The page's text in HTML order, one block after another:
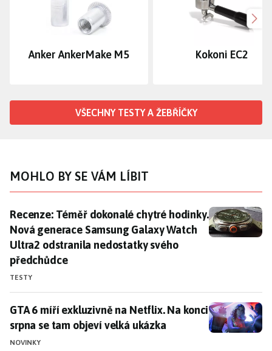
Anker AnkerMake M5 Kokoni EC2
VŠECHNY TESTY A ŽEBŘÍČKY
MOHLO BY SE VÁM LÍBIT
Recenze: Téměř dokonalé chytré hodinky. Nová
Recenze: Téměř dokonalé chytré hodinky.
Nová generace Samsung Galaxy Watch
Ultra2 odstranila nedostatky svého
předchůdce
TESTY
GTA 6 míří exkluzivně na Netflix. Na konci srpna se
GTA 6 míří exkluzivně na Netflix. Na konci
srpna se tam objeví velká ukázka
NOVINKY